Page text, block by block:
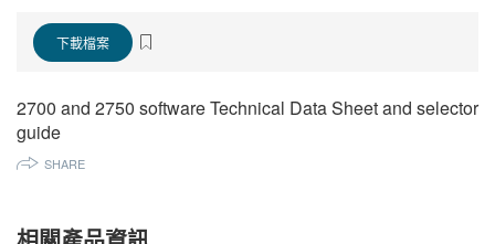
VIỆT NAM
한국어
下載檔案
2700 and 2750 software Technical Data Sheet and selector
guide
SHARE